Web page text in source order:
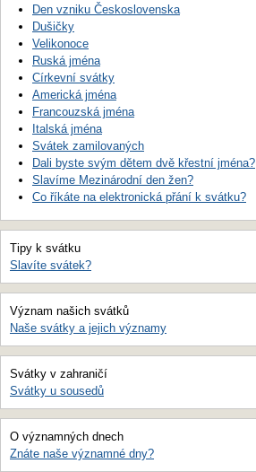
Den vzniku Československa
Dušičky
Velikonoce
Ruská jména
Církevní svátky
Americká jména
Francouzská jména
Italská jména
Svátek zamilovaných
Dali byste svým dětem dvě křestní jména?
Slavíme Mezinárodní den žen?
Co říkáte na elektronická přání k svátku?
Tipy k svátku
Slavíte svátek?
Význam našich svátků
Naše svátky a jejich významy
Svátky v zahraničí
Svátky u sousedů
O významných dnech
Znáte naše významné dny?